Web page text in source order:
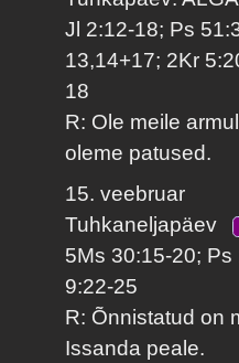
Jl 2:12-18; Ps
13,14+17; 2Kr
18
R: Ole meile
oleme patused.
15. veebruar
Tuhkaneljapäev
5Ms 30:15-20;
9:22-25
R: Õnnistatud on
Issanda peale.